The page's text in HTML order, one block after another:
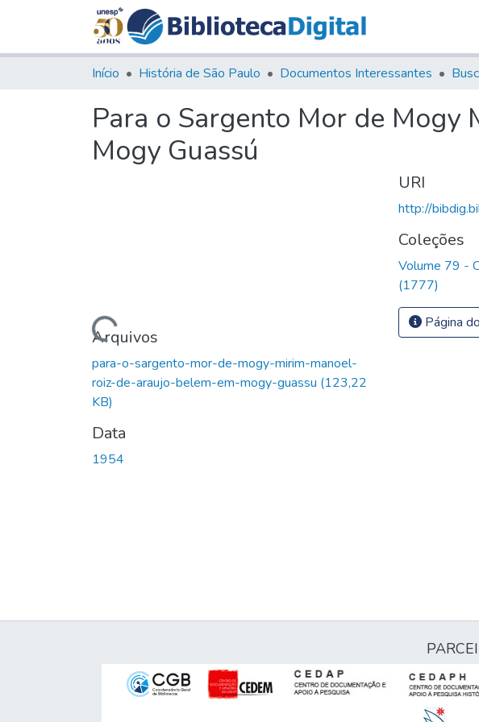
Início História de São Paulo Documentos Interessantes
Para o Sargento Mor de Mogy
Mogy Guassú
Carregando...
Arquivos
para-o-sargento-mor-de-mogy-mirim-manoel-
roiz-de-araujo-belem-em-mogy-guassu (123,22
KB)
Data
1954
URI
http://
Coleções
Volume 79 -
(1777)
Página